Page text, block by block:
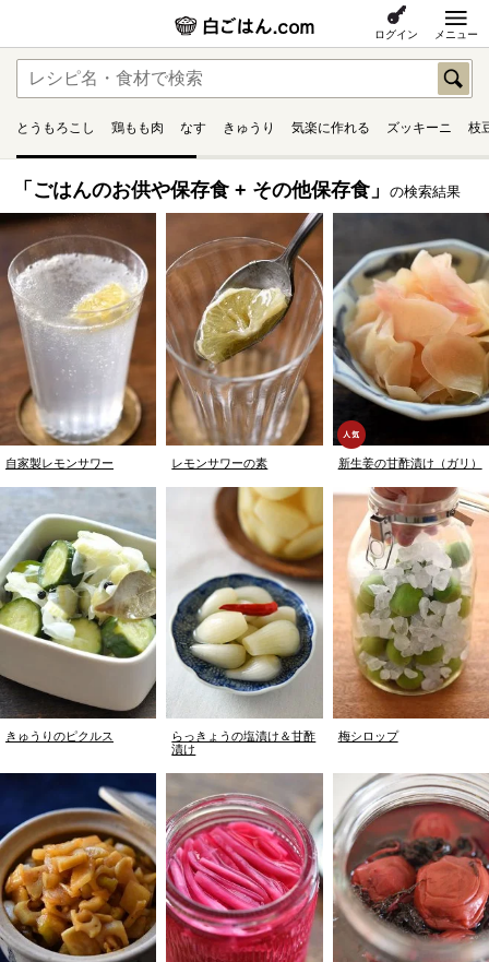
ログイン メニュー
とうもろこし 鶏もも肉 なす きゅうり 気楽に作れる ズッキーニ 枝
「ごはんのお供や保存食 + その他保存食」 の検索結果
自家製レモンサワー レモンサワーの素 新生姜の甘酢漬け（ガリ）
きゅうりのピクルス
らっきょうの塩漬け＆甘酢
漬け
梅シロップ